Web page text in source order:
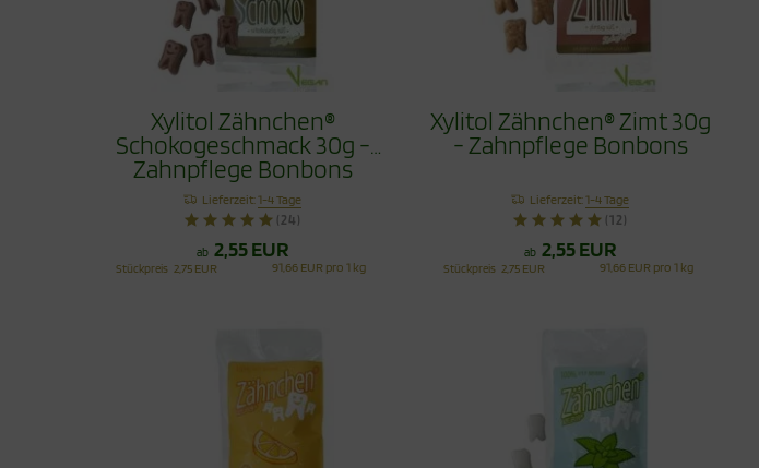
Xylitol Zähnchen®
Schokogeschmack 30g -
Zahnpflege Bonbons
Lieferzeit:1-4 Tage
(24)
ab 2,55 EUR
Stückpreis 2,75 EUR 91,66 EUR pro 1 kg
Xylitol Zähnchen® Zimt 30g
- Zahnpflege Bonbons
Lieferzeit:1-4 Tage
(12)
ab 2,55 EUR
Stückpreis 2,75 EUR 91,66 EUR pro 1 kg